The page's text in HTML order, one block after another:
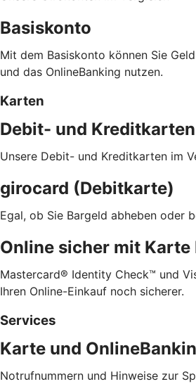
Basiskonto
Mit dem Basiskonto können Sie
und das OnlineBanking nutzen.
Karten
Debit- und
Unsere Debit- und Kreditkarten im
girocard (Debitkarte)
Egal, ob Sie Bargeld abheben oder
Online sicher mit Karte
Mastercard® Identity Check™ und
Ihren Online-Einkauf noch sicherer.
Services
Karte und
Notrufnummern und Hinweise zur